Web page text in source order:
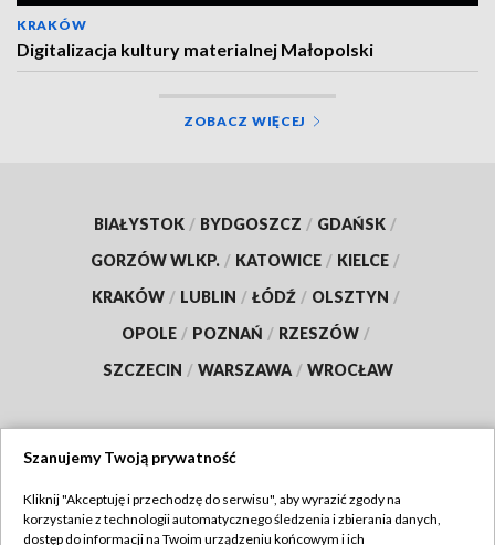
KRAKÓW
Digitalizacja kultury materialnej Małopolski
ZOBACZ WIĘCEJ
BIAŁYSTOK / BYDGOSZCZ / GDAŃSK /
GORZÓW WLKP. / KATOWICE / KIELCE /
KRAKÓW / LUBLIN / ŁÓDŹ / OLSZTYN /
OPOLE / POZNAŃ / RZESZÓW /
SZCZECIN / WARSZAWA / WROCŁAW
TVP
Szanujemy Twoją prywatność
Kliknij "Akceptuję i przechodzę do serwisu", aby wyrazić zgody na
korzystanie z technologii automatycznego śledzenia i zbierania danych,
dostęp do informacji na Twoim urządzeniu końcowym i ich